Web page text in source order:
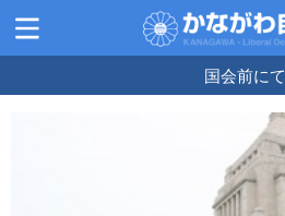
国会前にて